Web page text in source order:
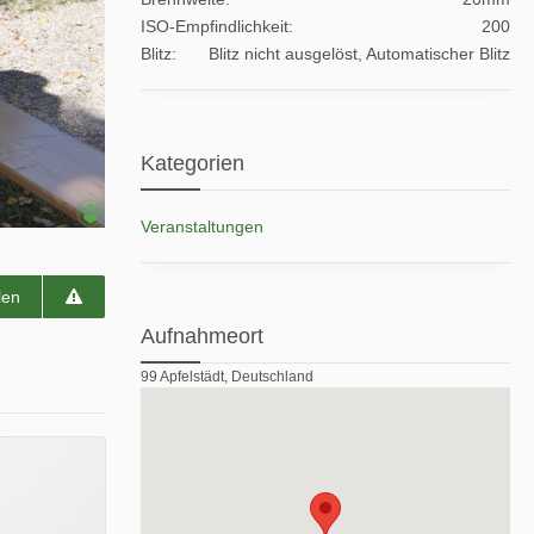
ISO-Empfindlichkeit
200
Blitz
Blitz nicht ausgelöst, Automatischer Blitz
Kategorien
Veranstaltungen
Aufnahmeort
99 Apfelstädt, Deutschland